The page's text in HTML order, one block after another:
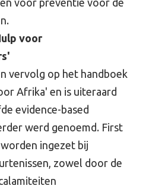
voor preventie voor de
voor
vervolg op het handboek
Afrika' en is uiteraard
evidence-based
werd genoemd. First
ingezet bij
zowel door de